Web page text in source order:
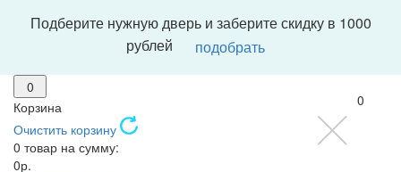
Подберите нужную дверь и заберите скидку в 1000
рублей
подобрать
0
0
Корзина
Очистить корзину
0 товар на сумму:
0р.